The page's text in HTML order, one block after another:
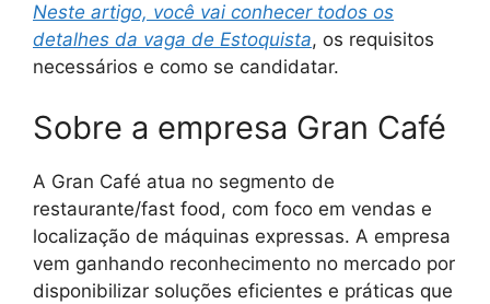
Neste artigo, você vai conhecer todos os
detalhes da vaga de Estoquista, os requisitos
necessários e como se candidatar.
Sobre a empresa Gran Café
A Gran Café atua no segmento de
restaurante/fast food, com foco em vendas e
localização de máquinas expressas. A empresa
vem ganhando reconhecimento no mercado por
disponibilizar soluções eficientes e práticas que